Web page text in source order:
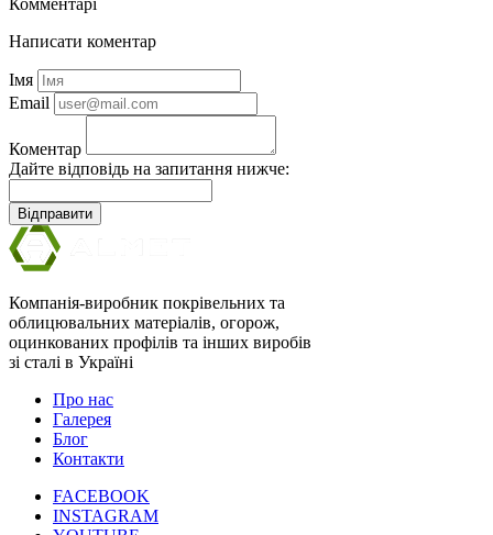
Комментарі
Написати коментар
Імя
Email
Коментар
Дайте відповідь на запитання нижче:
Відправити
Компанія-виробник покрівельних та
облицювальних матеріалів, огорож,
оцинкованих профілів та інших виробів
зі сталі в Україні
Про нас
Галерея
Блог
Контакти
FACEBOOK
INSTAGRAM